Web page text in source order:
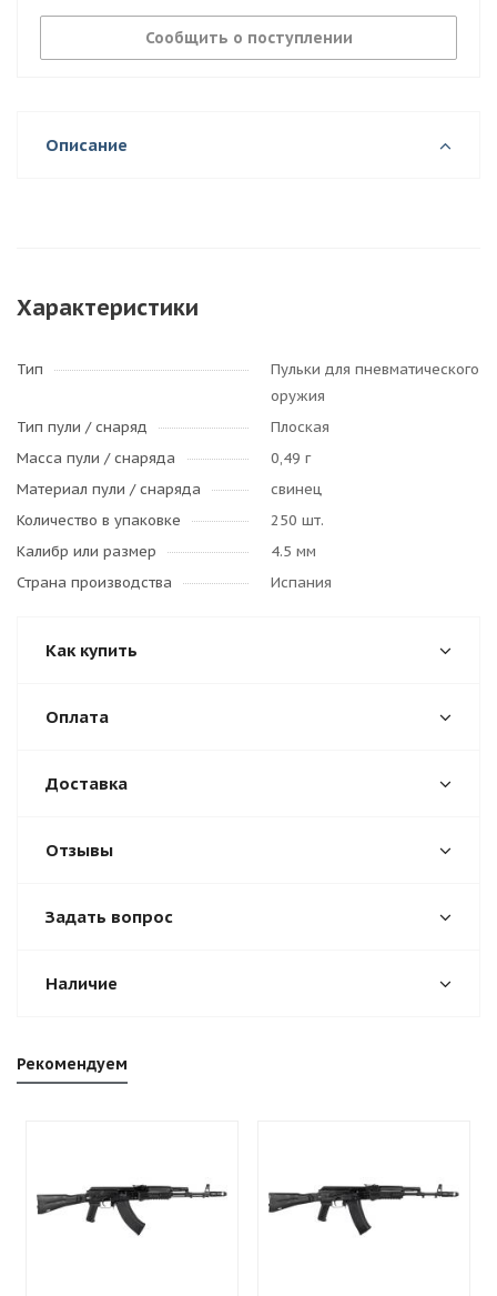
Сообщить о поступлении
Описание
Характеристики
Тип
Пульки для пневматического
оружия
Тип пули / cнаряд
Плоская
Масса пули / снаряда
0,49 г
Материал пули / снаряда
свинец
Количество в упаковке
250 шт.
Калибр или размер
4.5 мм
Страна производства
Испания
Как купить
Оплата
Доставка
Отзывы
Задать вопрос
Наличие
Рекомендуем